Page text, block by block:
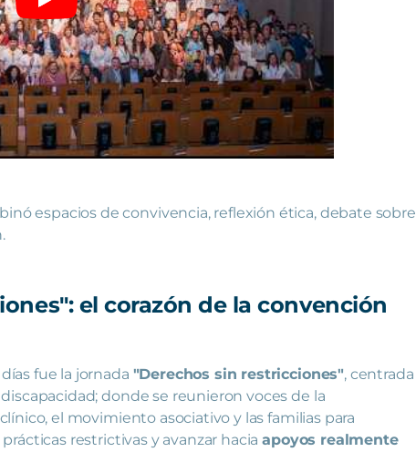
espacios de convivencia, reflexión ética, debate sobre
el corazón de la convención
fue la jornada "Derechos sin restricciones", centrada
donde se reunieron voces de la
el movimiento asociativo y las familias para
restrictivas y avanzar haciaapoyos realmente